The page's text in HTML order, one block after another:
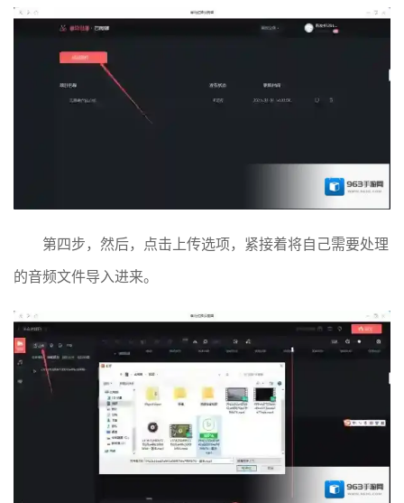
第四步，然后，点击上传选项，紧接着将自己需要处理
的音频文件导入进来。